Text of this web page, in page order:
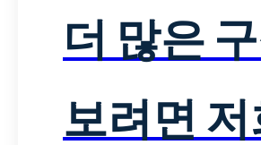
더 많은
보려면